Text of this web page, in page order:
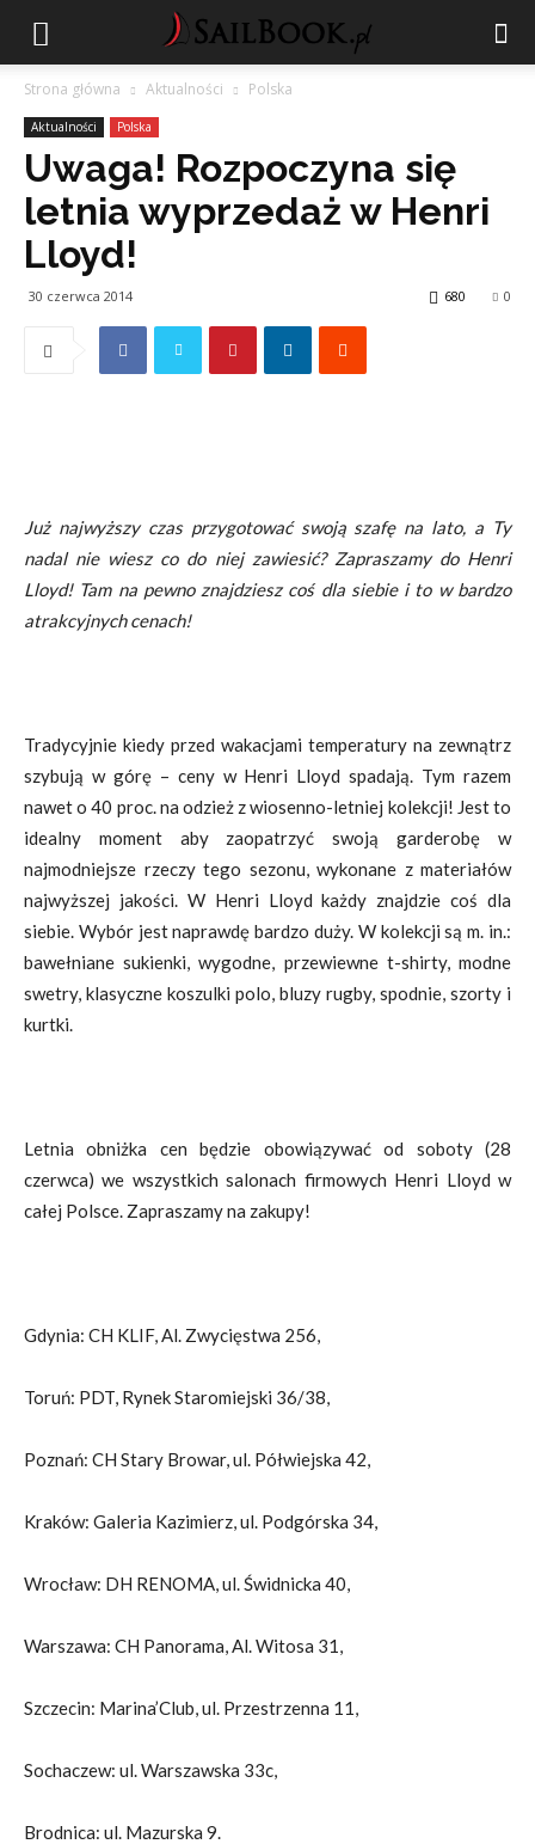
Strona główna Aktualności Polska
Aktualności Polska
Uwaga! Rozpoczyna się
letnia wyprzedaż w Henri
Lloyd!
30 czerwca 2014 0
680
Już najwyższy czas przygotować swoją szafę na lato, a Ty
nadal nie wiesz co do niej zawiesić? Zapraszamy do Henri
Lloyd! Tam na pewno znajdziesz coś dla siebie i to w bardzo
atrakcyjnych cenach!
Tradycyjnie kiedy przed wakacjami temperatury na zewnątrz
szybują w górę – ceny w Henri Lloyd spadają. Tym razem
nawet o 40 proc. na odzież z wiosenno-letniej kolekcji! Jest to
idealny moment aby zaopatrzyć swoją garderobę w
najmodniejsze rzeczy tego sezonu, wykonane z materiałów
najwyższej jakości. W Henri Lloyd każdy znajdzie coś dla
siebie. Wybór jest naprawdę bardzo duży. W kolekcji są m. in.:
bawełniane sukienki, wygodne, przewiewne t-shirty, modne
swetry, klasyczne koszulki polo, bluzy rugby, spodnie, szorty i
kurtki.
Letnia obniżka cen będzie obowiązywać od soboty (28
czerwca) we wszystkich salonach firmowych Henri Lloyd w
całej Polsce. Zapraszamy na zakupy!
Gdynia: CH KLIF, Al. Zwycięstwa 256,
Toruń: PDT, Rynek Staromiejski 36/38,
Poznań: CH Stary Browar, ul. Półwiejska 42,
Kraków: Galeria Kazimierz, ul. Podgórska 34,
Wrocław: DH RENOMA, ul. Świdnicka 40,
Warszawa: CH Panorama, Al. Witosa 31,
Szczecin: Marina’Club, ul. Przestrzenna 11,
Sochaczew: ul. Warszawska 33c,
Brodnica: ul. Mazurska 9.